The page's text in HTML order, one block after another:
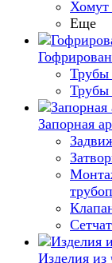
Хомут
Еще
Трубы
Трубы
Запорная
Изделия из